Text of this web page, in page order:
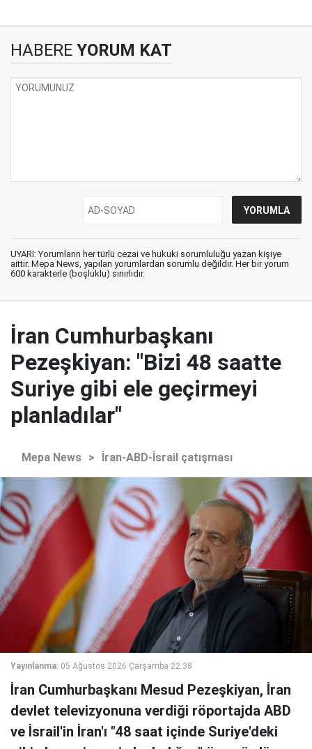
HABERE YORUM KAT
UYARI: Yorumların her türlü cezai ve hukuki sorumluluğu yazan kişiye
aittir. Mepa News, yapılan yorumlardan sorumlu değildir. Her bir yorum
600 karakterle (boşluklu) sınırlıdır.
İran Cumhurbaşkanı
Pezeşkiyan: "Bizi 48 saatte
Suriye gibi ele geçirmeyi
planladılar"
Mepa News > İran-ABD-İsrail çatışması
Yayınlanma: 05 Ağustos 2026 Çarşamba 22:38
İran Cumhurbaşkanı Mesud Pezeşkiyan, İran
devlet televizyonuna verdiği röportajda ABD
ve İsrail'in İran'ı "48 saat içinde Suriye'deki